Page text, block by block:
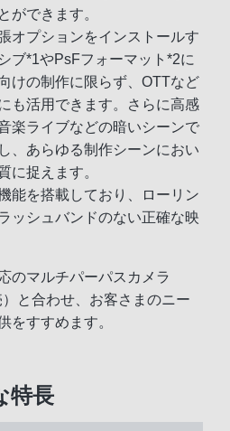
ができます。
オプションをインストールす
ブ*1やPsFフォーマット*2に
けの制作に限らず、OTTなど
も活用できます。さらに高感
楽ライブなどの暗いシーンで
、あらゆる制作シーンにおい
に捉えます。
能を搭載しており、ローリン
ッシュバンドのない正確な映
のマルチパーパスカメラ
）と合わせ、お客さまのニー
をすすめます。
特長